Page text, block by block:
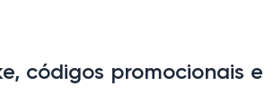
códigos promocionais e